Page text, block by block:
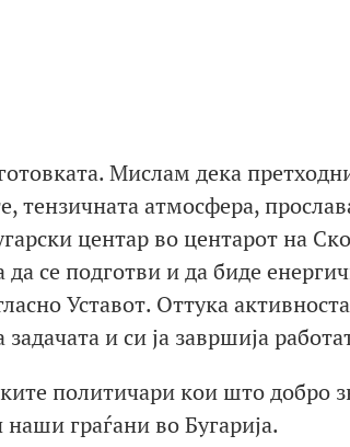
Мислам дека
тензичната атмосфера,
центар во центарот на
се подготви и да биде
Уставот. Оттука
и си ја завршија
политичари кои што добро
граѓани во Бугарија.